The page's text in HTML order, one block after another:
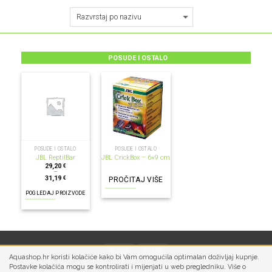
Aquashop.hr koristi kolačiće kako bi Vam omogućila optimalan doživljaj kupnje.
Postavke kolačića mogu se kontrolirati i mijenjati u web pregledniku. Više o
POSUDE I OSTALO
POSUDE I OSTALO
JBL ReptilBar
29,20€
–
31,19€
POGLEDAJ PROIZVODE
POSUDE I OSTALO
JBL CrickBox – 6×9 cm
PROČITAJ VIŠE